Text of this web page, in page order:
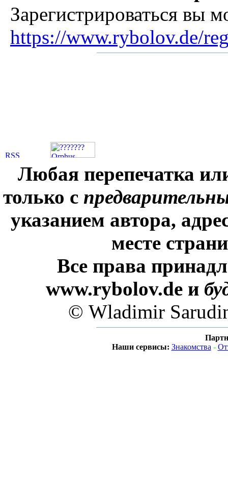
Зарегистрироваться вы
https://www.rybolov.de/
Любая перепечатка
только с
указанием автора,
месте
Все права
www.rybolov.de и
© Wladimir
Наши сервисы: Знакомства -